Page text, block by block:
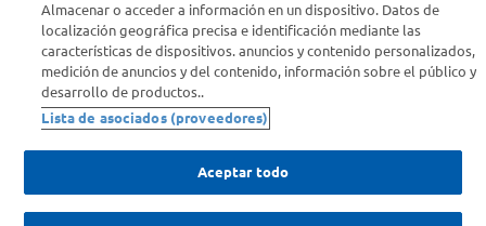
Info útil
Comprá Online
Almacenar o acceder a información en un dispositivo. Datos de
localización geográfica precisa e identificación mediante las
características de dispositivos. anuncios y contenido personalizados,
medición de anuncios y del contenido, información sobre el público y
desarrollo de productos..
Lista de asociados (proveedores)
Aceptar todo